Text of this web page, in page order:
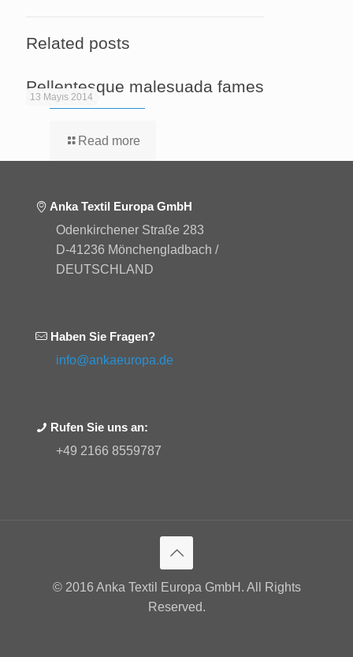
Related posts
13 Mayıs 2014
Pellentesque malesuada fames
Read more
Anka Textil Europa GmbH
Odenkirchener Straße 283
D-41236 Mönchengladbach /
DEUTSCHLAND
Haben Sie Fragen?
info@ankaeuropa.de
Rufen Sie uns an:
+49 2166 8559787
© 2016 Anka Textil Europa GmbH. All Rights
Reserved.